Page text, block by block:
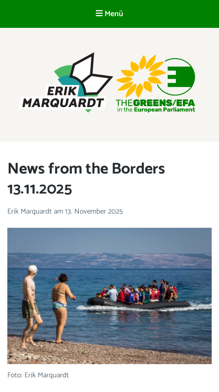
Menü
News from the Borders
13.11.2025
Erik Marquardtam13. November 2025
Foto: Erik Marquardt